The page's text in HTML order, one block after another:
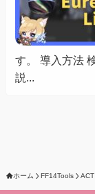
す。 導入方法
説...
ホーム FF14Tools ACT